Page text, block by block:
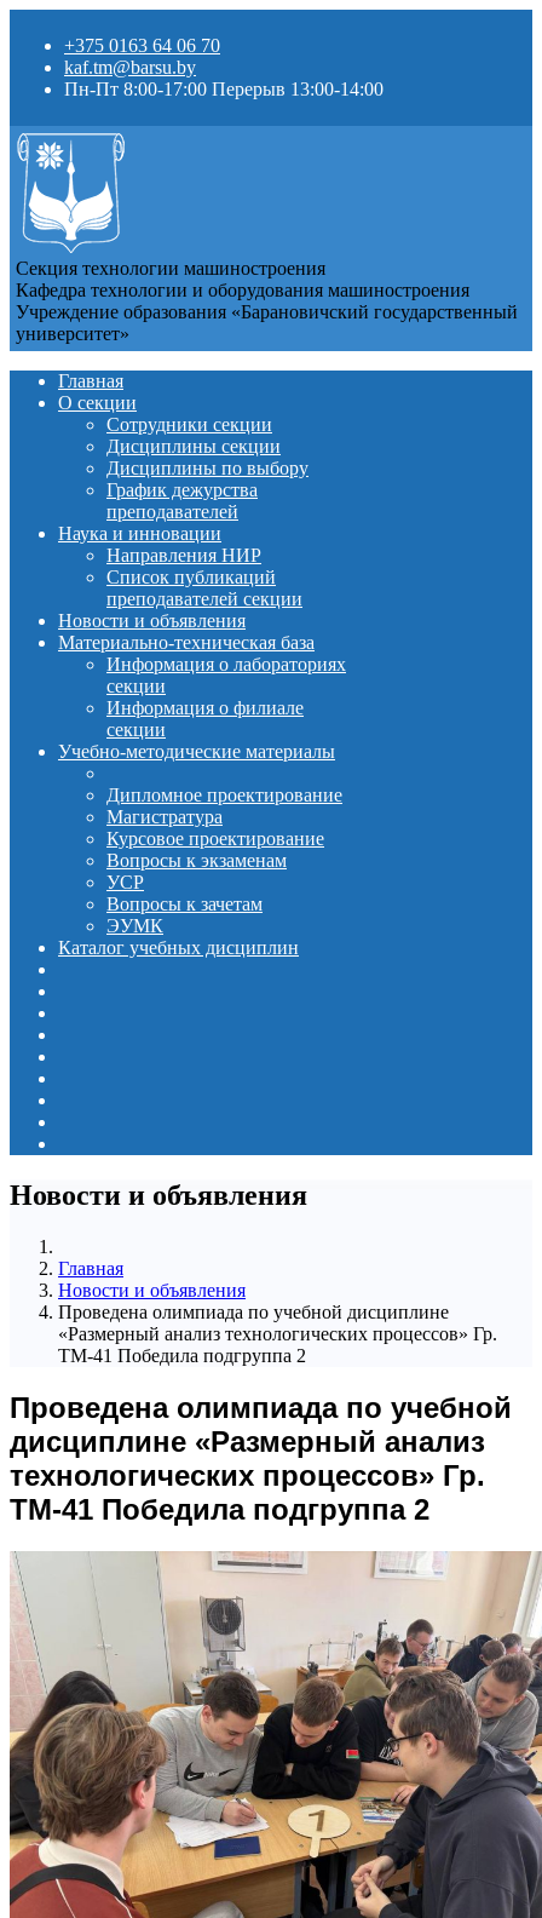
+375 0163 64 06 70
kaf.tm@barsu.by
Пн-Пт 8:00-17:00 Перерыв 13:00-14:00
Секция технологии машиностроения
Кафедра технологии и оборудования машиностроения
Учреждение образования «Барановичский государственный
университет»
Главная
О секции
Сотрудники секции
Дисциплины секции
Дисциплины по выбору
График дежурства
преподавателей
Наука и инновации
Направления НИР
Список публикаций
преподавателей секции
Новости и объявления
Материально-техническая база
Информация о лабораториях
секции
Информация о филиале
секции
Учебно-методические материалы
Дипломное проектирование
Магистратура
Курсовое проектирование
Вопросы к экзаменам
УСР
Вопросы к зачетам
ЭУМК
Каталог учебных дисциплин
Новости и объявления
Главная
Новости и объявления
Проведена олимпиада по учебной дисциплине
«Размерный анализ технологических процессов» Гр.
ТМ-41 Победила подгруппа 2
Проведена олимпиада по учебной
дисциплине «Размерный анализ
технологических процессов» Гр.
ТМ-41 Победила подгруппа 2